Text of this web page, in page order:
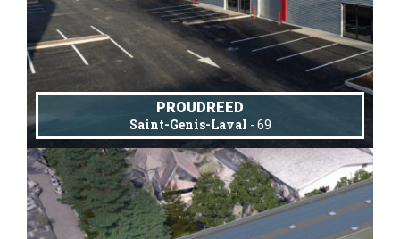
PROUDREED
Saint-Genis-Laval - 69